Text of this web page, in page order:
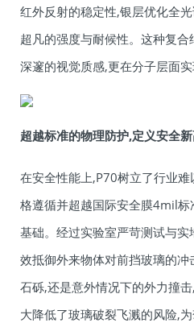
红外反射的稳定性,银层优化全
超凡的强度与耐候性。这种复
深邃的视觉质感,更在分子层面实
超越标准的物理防护,定义安全
在安全性能上,P70树立了行业
格遵循并超越国际安全膜4mil
基础。经过实验室严苛测试与
效抵御外来物体对前挡玻璃的
石砾,还是意外情况下的外力撞
大降低了玻璃破裂飞溅的风险,